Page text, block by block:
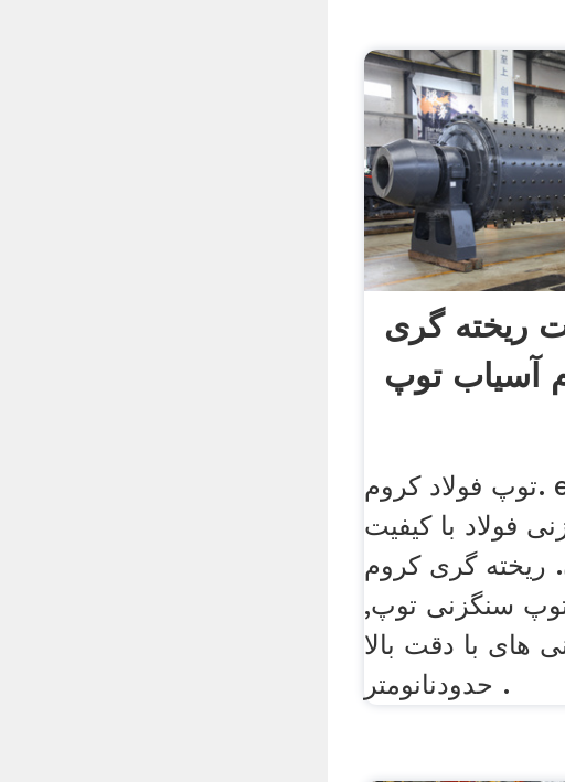
ریخته گری
آسیاب توپ
توپ فولاد کروم. energosteel
فولاد با کیفیت
ریخته گری کروم
سنگزنی توپ,
های با دقت بالا
حدودنانومتر .